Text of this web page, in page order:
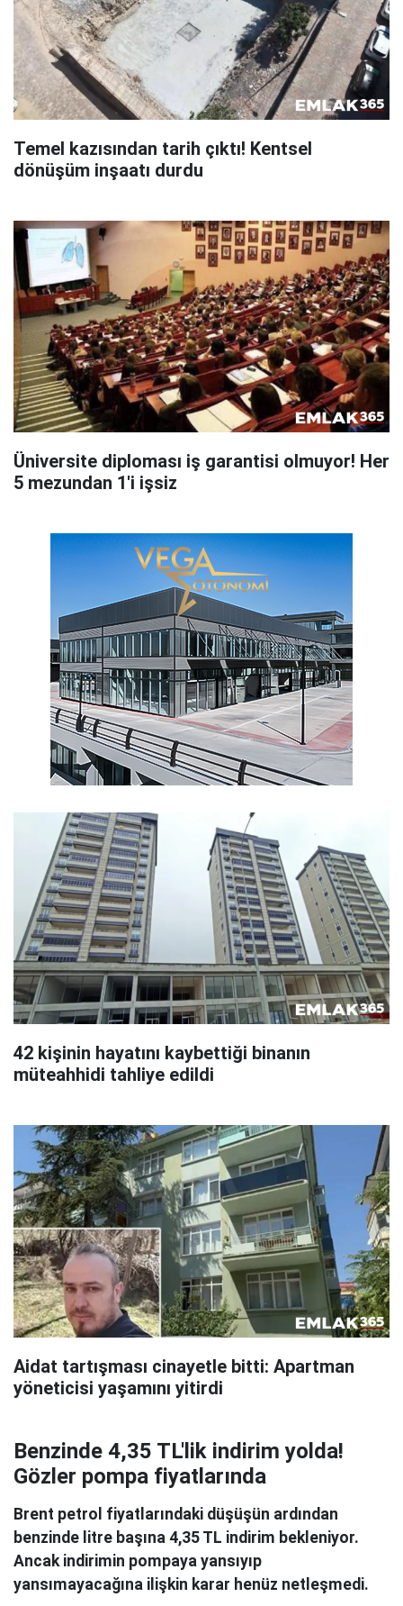
Temel kazısından tarih çıktı! Kentsel
dönüşüm inşaatı durdu
Üniversite diploması iş garantisi olmuyor! Her
5 mezundan 1'i işsiz
42 kişinin hayatını kaybettiği binanın
müteahhidi tahliye edildi
Aidat tartışması cinayetle bitti: Apartman
yöneticisi yaşamını yitirdi
Benzinde 4,35 TL'lik indirim yolda!
Gözler pompa fiyatlarında
Brent petrol fiyatlarındaki düşüşün ardından
benzinde litre başına 4,35 TL indirim bekleniyor.
Ancak indirimin pompaya yansıyıp
yansımayacağına ilişkin karar henüz netleşmedi.